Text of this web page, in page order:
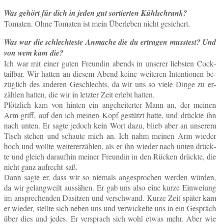
Was gehört für dich in jeden gut sor­tier­ten Kühlschrank?
To­ma­ten. Ohne To­ma­ten ist mein Über­le­ben nicht gesichert.
Was war die schlech­tes­te An­ma­che die du er­tra­gen muss­test? Und
von wem kam die?
Ich war mit einer guten Freun­din abends in un­se­rer liebs­ten Cock­
tail­bar. Wir hatten an diesem Abend keine wei­te­ren In­ten­tio­nen be­
züg­lich des an­de­ren Ge­schlechts, da wir uns so viele Dinge zu er­
zäh­len hatten, die wir in letz­ter Zeit erlebt hatten.
Plötz­lich kam von hinten ein an­ge­hei­ter­ter Mann an, der meinen
Arm griff, auf den ich meinen Kopf ge­stützt hatte, und drück­te ihn
nach unten. Er sagte jedoch kein Wort dazu, blieb aber an un­se­rem
Tisch stehen und schau­te mich an. Ich nahm meinen Arm wieder
hoch und wollte wei­ter­erzäh­len, als er ihn wieder nach unten drück­
te und gleich dar­auf­hin meiner Freun­din in den Rücken drück­te, die
nicht ganz auf­recht saß.
Dann sagte er, dass wir so nie­mals an­ge­spro­chen werden würden,
da wir ge­lang­weilt aus­sä­hen. Er gab uns also eine kurze Ein­wei­ung
im an­spre­chen­den Da­sit­zen und ver­schwand. Kurze Zeit später kam
er wieder, stell­te sich neben uns und ver­wi­ckel­te uns in ein Ge­spräch
über dies und jedes. Er ver­sprach sich wohl etwas mehr. Aber wie